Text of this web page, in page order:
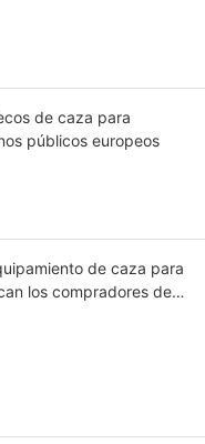
de caza para
públicos europeos
de caza para
los compradores de